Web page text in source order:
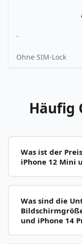
-
Ohne SIM-Lock
Häufig
Was ist der
iPhone 12 Mini
Was sind die
und iPhone 14